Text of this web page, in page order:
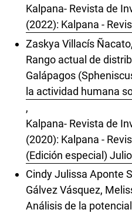
Kalpana- Revista de
(2022): Kalpana -
Zaskya Villacís
Rango actual de
Galápagos
la actividad humana
,
Kalpana- Revista de
(2020): Kalpana -
(Edición especial)
Cindy Julissa Aponte
Gálvez Vásquez,
Análisis de la